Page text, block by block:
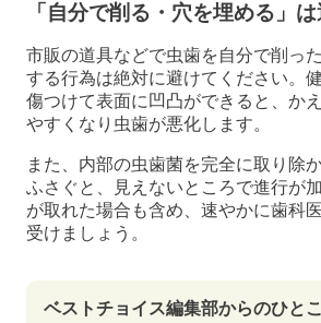
「自分で削る・穴を埋める」
市販の道具などで虫歯を自分で削っ
する行為は絶対に避けてください。
傷つけて表面に凹凸ができると、か
やすくなり虫歯が悪化します。
また、内部の虫歯菌を完全に取り除
ふさぐと、見えないところで進行が
が取れた場合も含め、速やかに歯科
受けましょう。
ベストチョイス編集部からのひと